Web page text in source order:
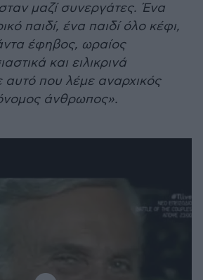
μαζί συνεργάτες. Ένα
παιδί, ένα παιδί όλο κέφι,
έφηβος, ωραίος
και ειλικρινά
αυτό που λέμε αναρχικός
άνθρωπος».